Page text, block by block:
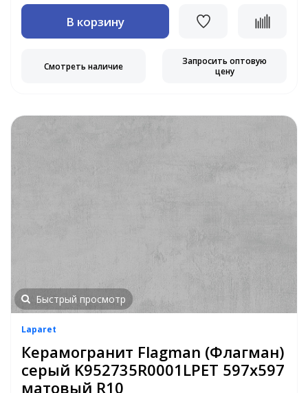
В корзину
Смотреть наличие
Запросить оптовую
цену
Быстрый просмотр
Laparet
Керамогранит Flagman (Флагман)
серый K952735R0001LPET 597x597
матовый R10